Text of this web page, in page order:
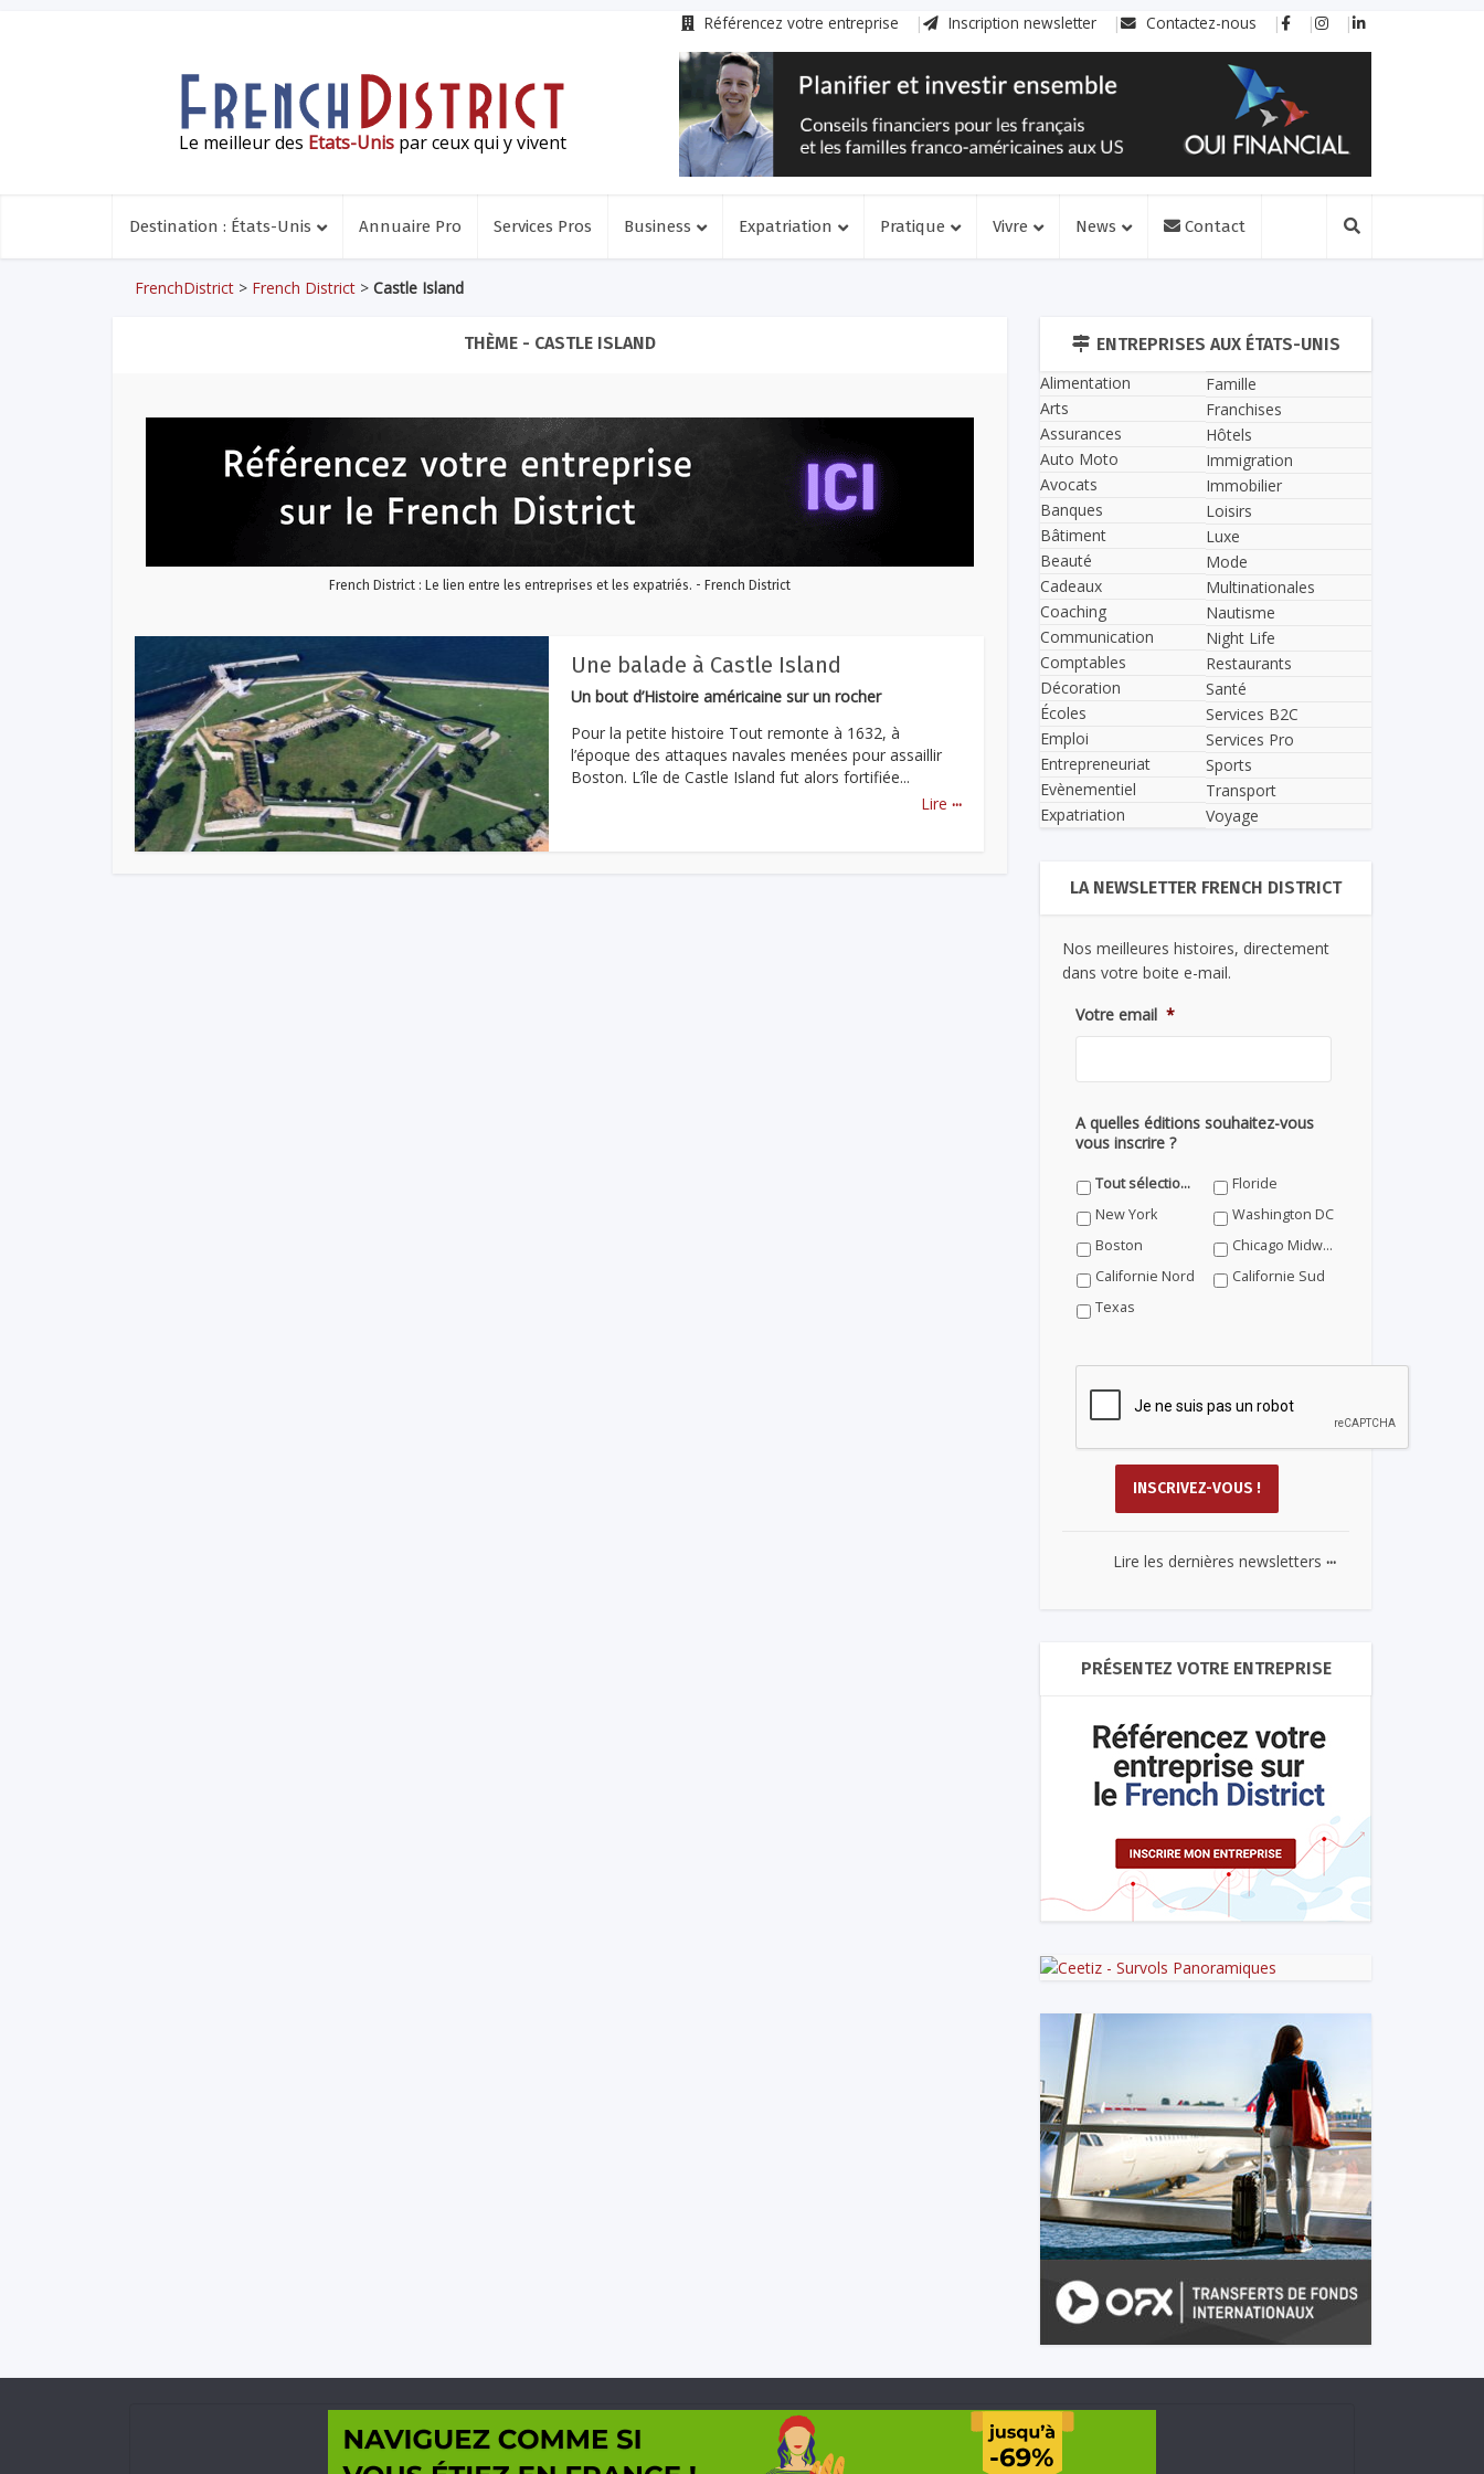
Référencez votre entreprise Inscription newsletter Contactez-nous
Le meilleur des Etats-Unis par ceux qui y vivent
Destination : États-Unis Annuaire Pro Services Pros Business Expatriation Pratique Vivre News Contact
FrenchDistrict > French District > Castle Island
THÈME - CASTLE ISLAND
French District : Le lien entre les entreprises et les expatriés. - French District
Une balade à Castle Island
Un bout d’Histoire américaine sur un rocher
Pour la petite histoire Tout remonte à 1632, à
l’époque des attaques navales menées pour assaillir
Boston. L’île de Castle Island fut alors fortifiée...
Lire ...
ENTREPRISES AUX ÉTATS-UNIS
Alimentation
Arts
Assurances
Auto Moto
Avocats
Banques
Bâtiment
Beauté
Cadeaux
Coaching
Communication
Comptables
Décoration
Écoles
Emploi
Entrepreneuriat
Evènementiel
Expatriation
Famille
Franchises
Hôtels
Immigration
Immobilier
Loisirs
Luxe
Mode
Multinationales
Nautisme
Night Life
Restaurants
Santé
Services B2C
Services Pro
Sports
Transport
Voyage
LA NEWSLETTER FRENCH DISTRICT
Nos meilleures histoires, directement
dans votre boite e-mail.
Votre email *
A quelles éditions souhaitez-vous
vous inscrire ?
Tout sélectionner
Floride
New York
Washington DC
Boston
Chicago Midwest
Californie Nord
Californie Sud
Texas
Lire les dernières newsletters ...
PRÉSENTEZ VOTRE ENTREPRISE